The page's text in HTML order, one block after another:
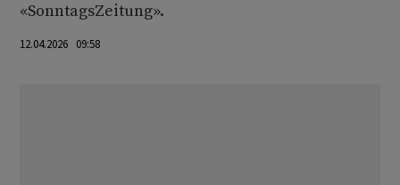
«SonntagsZeitung».
12.04.2026 09:58